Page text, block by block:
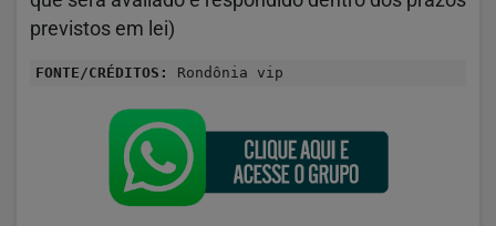
previstos em lei)
FONTE/CRÉDITOS: Rondônia vip